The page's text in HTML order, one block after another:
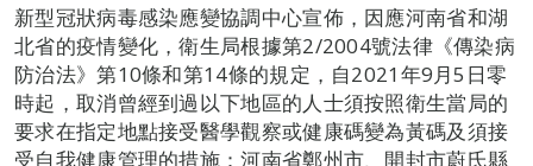
新型冠狀病毒感染應變協調中心宣佈，因應河南省和湖
北省的疫情變化，衛生局根據第2/2004號法律《傳染病
防治法》第10條和第14條的規定，自2021年9月5日零
時起，取消曾經到過以下地區的人士須按照衛生當局的
要求在指定地點接受醫學觀察或健康碼變為黃碼及須接
受自我健康管理的措施：河南省鄭州市、開封市蔚氏縣